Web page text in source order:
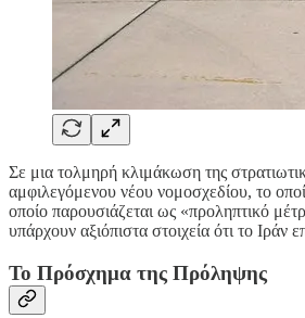
Σε μια τολμηρή κλιμάκωση της
αμφιλεγόμενου νέου νομοσχεδίου, το
οποίο παρουσιάζεται ως «προληπτικό
υπάρχουν αξιόπιστα στοιχεία ότι το
Το Πρόσχημα της Πρόληψης